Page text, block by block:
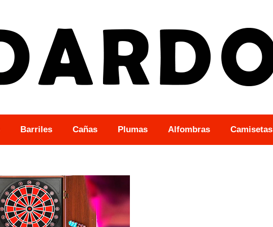
Barriles Cañas Plumas Alfombras Camisetas